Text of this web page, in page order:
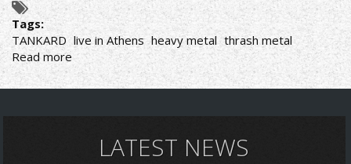
Tags:
TANKARD live in Athens heavy metal thrash metal
Read more about
TANKARD
RETURN
LATEST NEWS